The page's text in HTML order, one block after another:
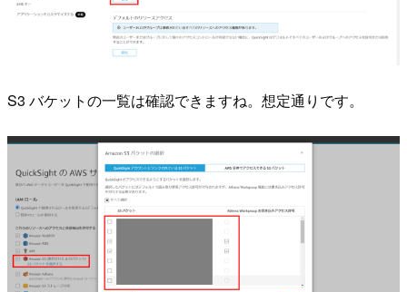
S3 バケットの一覧は確認できますね。想定通りです。